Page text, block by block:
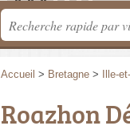
Accueil > Bretagne > Ille-
Roazhon